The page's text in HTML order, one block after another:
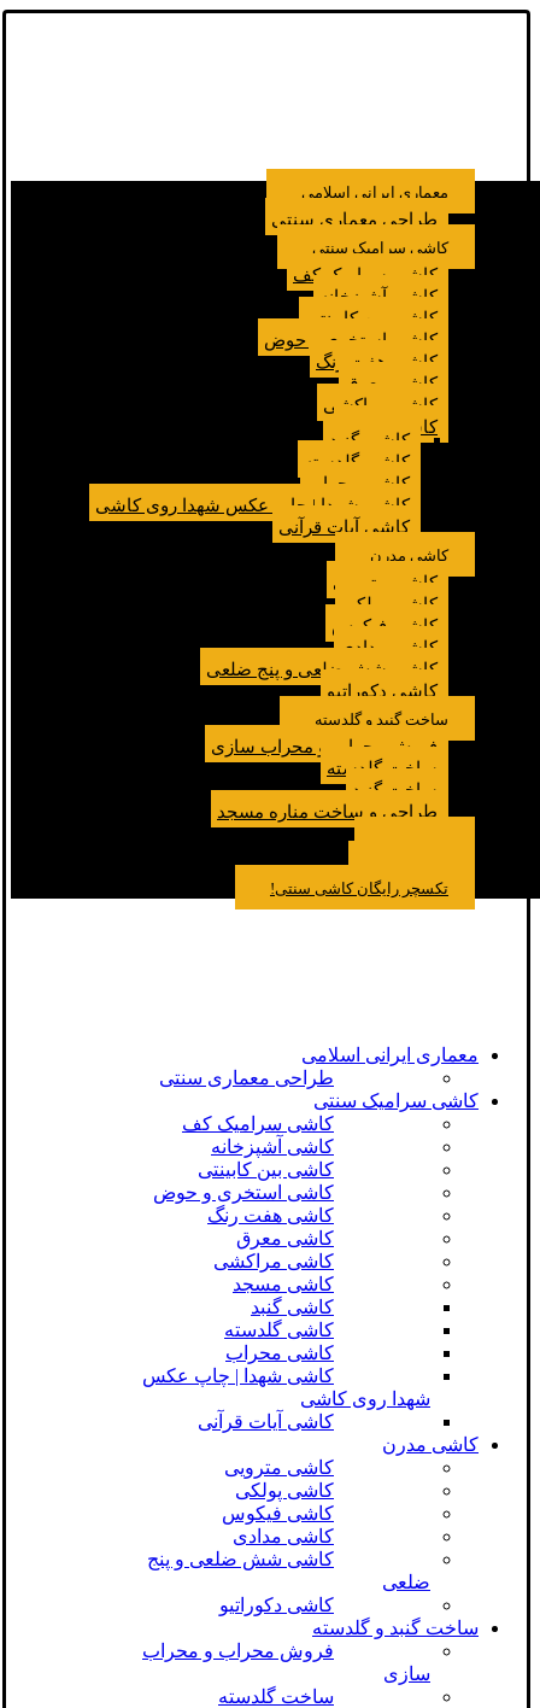
معماری ایرانی اسلامی
طراحی معماری سنتی
کاشی سرامیک سنتی
کاشی سرامیک کف
کاشی آشپزخانه
کاشی بین کابینتی
کاشی استخری و حوض
کاشی هفت رنگ
کاشی معرق
کاشی مراکشی
کاشی مسجد
کاشی گنبد
کاشی گلدسته
کاشی محراب
کاشی شهدا | چاپ عکس شهدا روی کاشی
کاشی آیات قرآنی
کاشی مدرن
کاشی مترویی
کاشی پولکی
کاشی فیکوس
کاشی مدادی
کاشی شش ضلعی و پنج ضلعی
کاشی دکوراتیو
ساخت گنبد و گلدسته
فروش محراب و محراب سازی
ساخت گلدسته
ساخت گنبد
طراحی و ساخت مناره مسجد
تکسچر رایگان کاشی سنتی!
معماری ایرانی اسلامی
طراحی معماری سنتی
کاشی سرامیک سنتی
کاشی سرامیک کف
کاشی آشپزخانه
کاشی بین کابینتی
کاشی استخری و حوض
کاشی هفت رنگ
کاشی معرق
کاشی مراکشی
کاشی مسجد
کاشی گنبد
کاشی گلدسته
کاشی محراب
کاشی شهدا | چاپ عکس
شهدا روی کاشی
کاشی آیات قرآنی
کاشی مدرن
کاشی مترویی
کاشی پولکی
کاشی فیکوس
کاشی مدادی
کاشی شش ضلعی و پنج
ضلعی
کاشی دکوراتیو
ساخت گنبد و گلدسته
فروش محراب و محراب
سازی
ساخت گلدسته